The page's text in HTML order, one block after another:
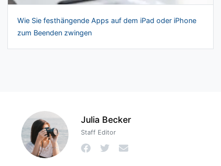
Wie Sie festhängende Apps auf dem iPad oder iPhone
zum Beenden zwingen
Julia Becker
Staff Editor